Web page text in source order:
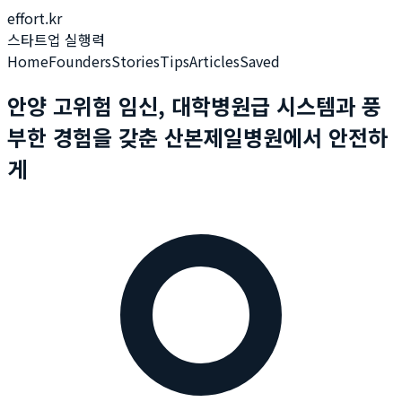
effort.kr
스타트업 실행력
HomeFoundersStoriesTipsArticlesSaved
안양 고위험 임신, 대학병원급 시스템과 풍
부한 경험을 갖춘 산본제일병원에서 안전하
게